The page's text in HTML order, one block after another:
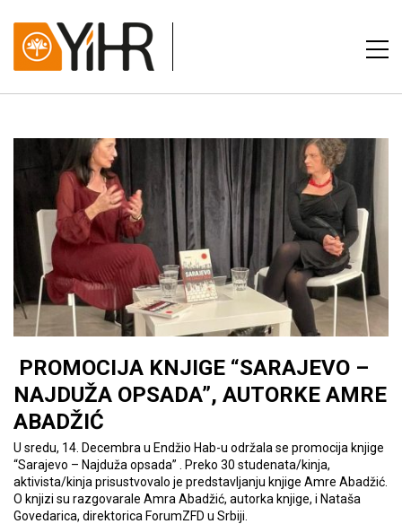
PROMOCIJA KNJIGE “SARAJEVO –
NAJDUŽA OPSADA”, AUTORKE AMRE
ABADŽIĆ
U sredu, 14. Decembra u Endžio Hab-u održala se promocija knjige
“Sarajevo – Najduža opsada” . Preko 30 studenata/kinja,
aktivista/kinja prisustvovalo je predstavljanju knjige Amre Abadžić.
O knjizi su razgovarale Amra Abadžić, autorka knjige, i Nataša
Govedarica, direktorica ForumZFD u Srbiji.